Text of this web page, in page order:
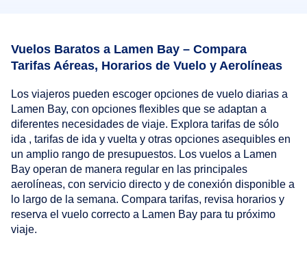
Vuelos Baratos a Lamen Bay – Compara
Tarifas Aéreas, Horarios de Vuelo y Aerolíneas
Los viajeros pueden escoger opciones de vuelo diarias a
Lamen Bay, con opciones flexibles que se adaptan a
diferentes necesidades de viaje. Explora tarifas de sólo
ida , tarifas de ida y vuelta y otras opciones asequibles en
un amplio rango de presupuestos. Los vuelos a Lamen
Bay operan de manera regular en las principales
aerolíneas, con servicio directo y de conexión disponible a
lo largo de la semana. Compara tarifas, revisa horarios y
reserva el vuelo correcto a Lamen Bay para tu próximo
viaje.